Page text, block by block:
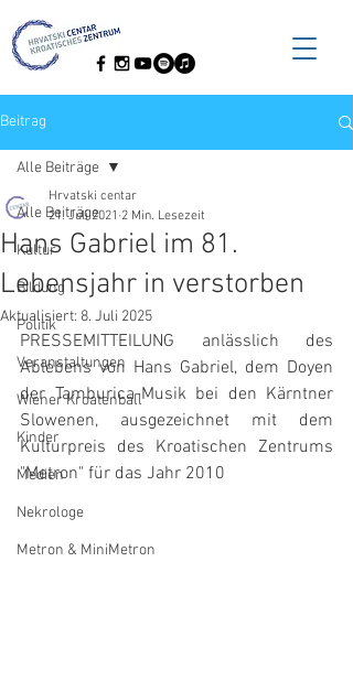
Beitrag
Alle Beiträge
Kultur
Bildung
Politik
Veranstaltungen
Wiener Kroatenball
Kinder
Medien
Nekrologe
Metron & MiniMetron
Alle Beiträge
Hans Gabriel im 81.
Lebensjahr in verstorben
Hrvatski centar
21. Juli 2021 2 Min. Lesezeit
Aktualisiert: 8. Juli 2025
PRESSEMITTEILUNG anlässlich des
Ablebens von Hans Gabriel, dem Doyen
der Tamburica-Musik bei den Kärntner
Slowenen, ausgezeichnet mit dem
Kulturpreis des Kroatischen Zentrums
"Metron" für das Jahr 2010